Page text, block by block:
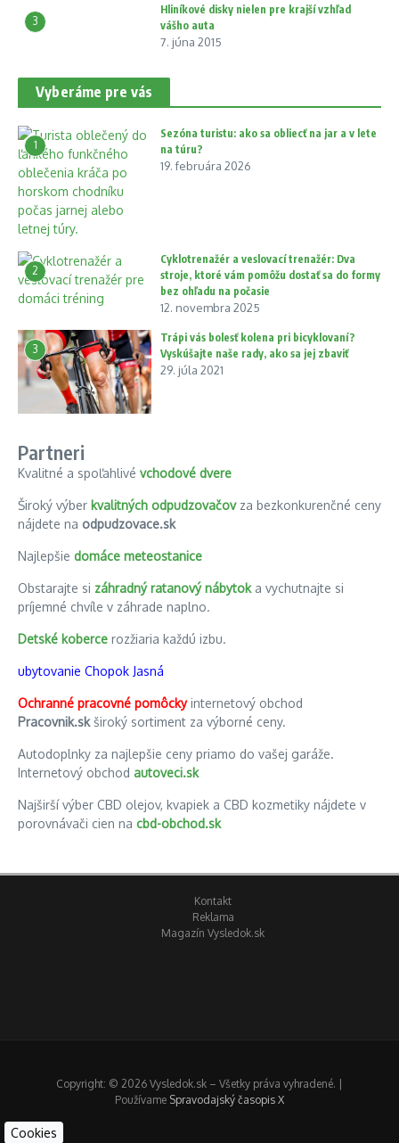
3
Hliníkové disky nielen pre krajší vzhľad
vášho auta
7. júna 2015
Vyberáme pre vás
1
Sezóna turistu: ako sa obliecť na jar a v lete
na túru?
19. februára 2026
2
Cyklotrenažér a veslovací trenažér: Dva
stroje, ktoré vám pomôžu dostať sa do formy
bez ohľadu na počasie
12. novembra 2025
3
Trápi vás bolesť kolena pri bicyklovaní?
Vyskúšajte naše rady, ako sa jej zbaviť
29. júla 2021
Partneri
Kvalitné a spoľahlivé vchodové dvere
Široký výber kvalitných odpudzovačovza bezkonkurenčné ceny
nájdete na odpudzovace.sk
Najlepšie domáce meteostanice
Obstarajte si záhradný ratanový nábytoka vychutnajte si
príjemné chvíle v záhrade naplno.
Detské koberce rozžiaria každú izbu.
ubytovanie Chopok Jasná
Ochranné pracovné pomôckyinternetový obchod
Pracovnik.skširoký sortiment za výborné ceny.
Autodoplnky za najlepšie ceny priamo do vašej garáže.
Internetový obchod autoveci.sk
Najširší výber CBD olejov, kvapiek a CBD kozmetiky nájdete v
porovnávači cien na cbd-obchod.sk
Kontakt
Reklama
Magazín Vysledok.sk
Copyright: © 2026 Vysledok.sk – Všetky práva vyhradené. |
Používame Spravodajský časopis X
Cookies